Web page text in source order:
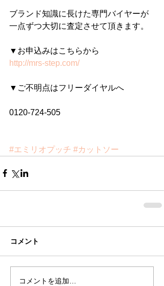
ブランド知識に長けた専門バイヤーが
一点ずつ大切に査定させて頂きます。
▼お申込みはこちらから
http://mrs-step.com/
▼ご不明点はフリーダイヤルへ
0120-724-505
#エミリオプッチ #カットソー
コメント
コメントを追加…